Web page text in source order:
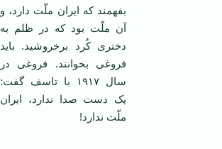
بفهمند که ایران ملّت دارد، و
آن ملّت بود که در ظلم به
دختری کُرد برخروشید. باید
فروغی بخوانند. فروغی در
سال ۱۹۱۷ با تاسف گفت:
یک دست صدا ندارد، ایران
ملّت ندارد!